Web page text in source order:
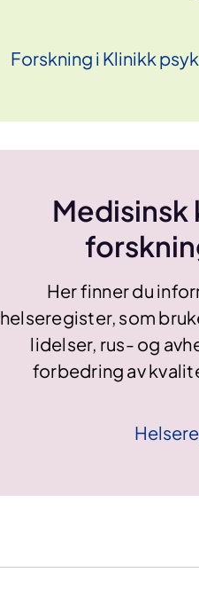
Forskning i Klinikk
Her finner du
helseregister, som
lidelser, rus- og
forbedring av